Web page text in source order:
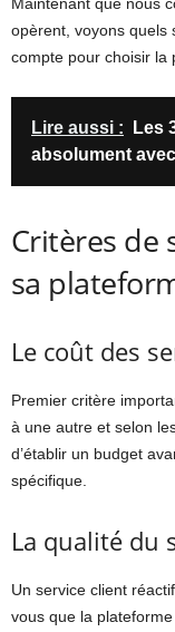
opèrent, voyons quels
compte pour choisir la
Lire aussi :
Les
absolument
Critères de
sa
Le coût des
Premier critère
à une autre et selon
d’établir un budget
spécifique.
La qualité du
Un service client
vous que la